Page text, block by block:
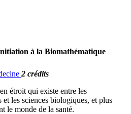
à la Biomathématique
2 crédits
étroit qui existe entre les
et les sciences biologiques, et plus
le monde de la santé.